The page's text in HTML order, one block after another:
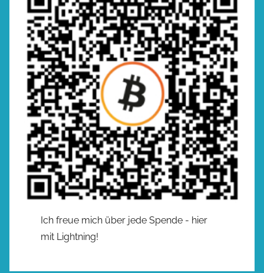
Ich freue mich über jede Spende - hier
mit Lightning!